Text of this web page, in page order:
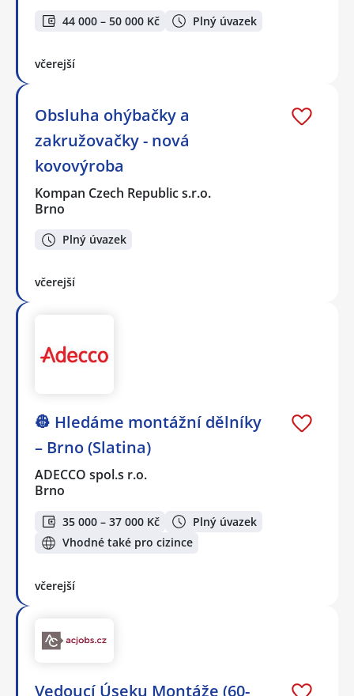
44 000 – 50 000 Kč Plný úvazek
včerejší
Obsluha ohýbačky a
zakružovačky - nová
kovovýroba
Kompan Czech Republic s.r.o.
Brno
Plný úvazek
včerejší
👷 Hledáme montážní dělníky
– Brno (Slatina)
ADECCO spol.s r.o.
Brno
35 000 – 37 000 Kč
Plný úvazek
Vhodné také pro cizince
včerejší
Vedoucí Úseku Montáže (60-